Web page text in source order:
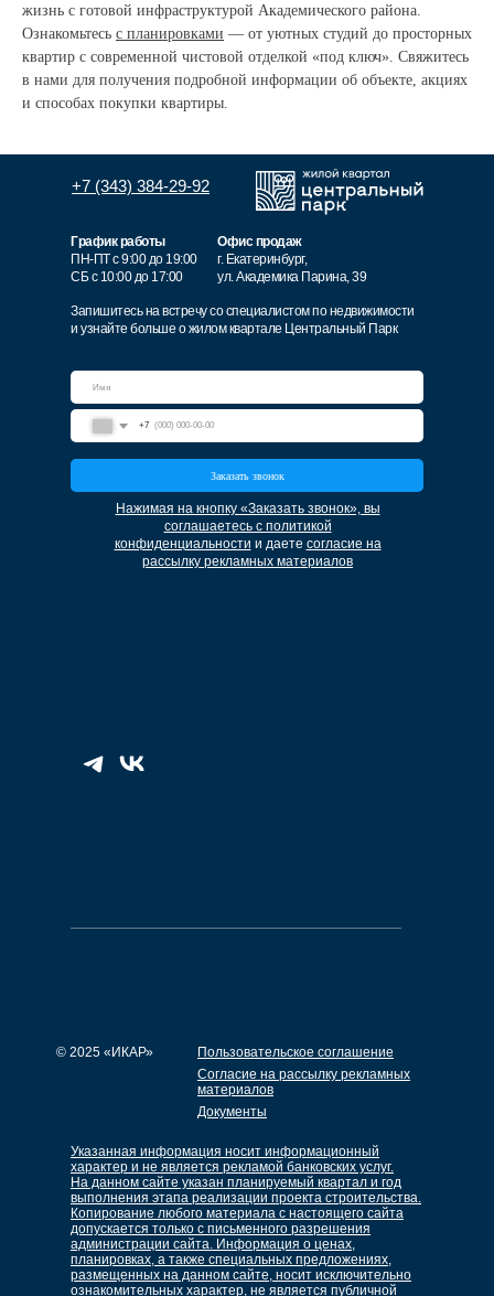
жизнь с готовой инфраструктурой Академического района.
Ознакомьтесь с планировками — от уютных студий до просторных
квартир с современной чистовой отделкой «под ключ». Свяжитесь
в нами для получения подробной информации об объекте, акциях
и способах покупки квартиры.
График работы
ПН-ПТ с 9:00 дo 19:00
СБ с 10:00 до 17:00
Офис продаж
г. Екатеринбург,
ул. Академика Парина, 39
+7 (343) 384-29-92
Запишитесь на встречу со специалистом по недвижимости
и узнайте больше о жилом квартале Центральный Парк
+7
Заказать звонок
Нажимая на кнопку «Заказать звонок», вы
соглашаетесь с политикой
конфиденциальности и даете согласие на
рассылку рекламных материалов
© 2025 «ИКАР»
Пользовательское соглашение
Согласие на рассылку рекламных
материалов
Документы
Указанная информация носит информационный
характер и не является рекламой банковских услуг.
На данном сайте указан планируемый квартал и год
выполнения этапа реализации проекта строительства.
Копирование любого материала с настоящего сайта
допускается только с письменного разрешения
администрации сайта. Информация о ценах,
планировках, а также специальных предложениях,
размещенных на данном сайте, носит исключительно
ознакомительных характер, не является публичной